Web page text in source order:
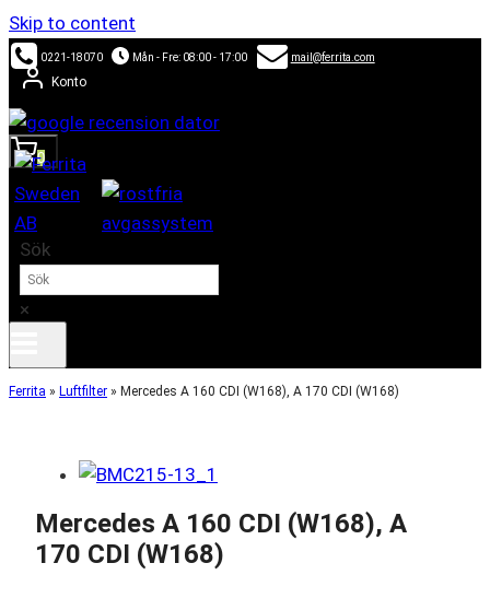
Skip to content
0221-18070 Mån - Fre: 08:00 - 17:00 mail@ferrita.com
Konto
0
Sök
×
Ferrita » Luftfilter » Mercedes A 160 CDI (W168), A 170 CDI (W168)
Mercedes A 160 CDI (W168), A
170 CDI (W168)